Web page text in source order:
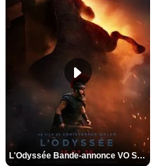
L'Odyssée Bande-annonce VO STFR